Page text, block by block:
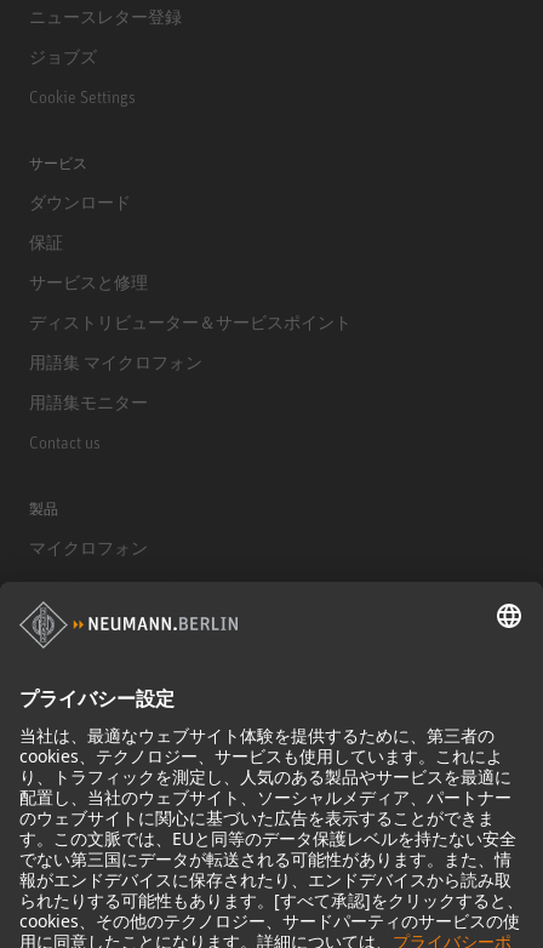
ニュースレター登録
ジョブズ
Cookie Settings
サービス
ダウンロード
保証
サービスと修理
ディストリビューター＆サービスポイント
用語集 マイクロフォン
用語集モニター
Contact us
製品
マイクロフォン
モニター
ヘッドフォン
歴史的なマイクロフォン
Audio Interface